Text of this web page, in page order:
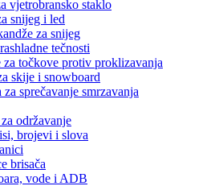
vjetrobransko staklo
snijeg i led
za snijeg
tečnosti
za točkove protiv proklizavanja
skije i snowboard
za sprečavanje smrzavanja
održavanje
brojevi i slova
brisača
vode i ADB